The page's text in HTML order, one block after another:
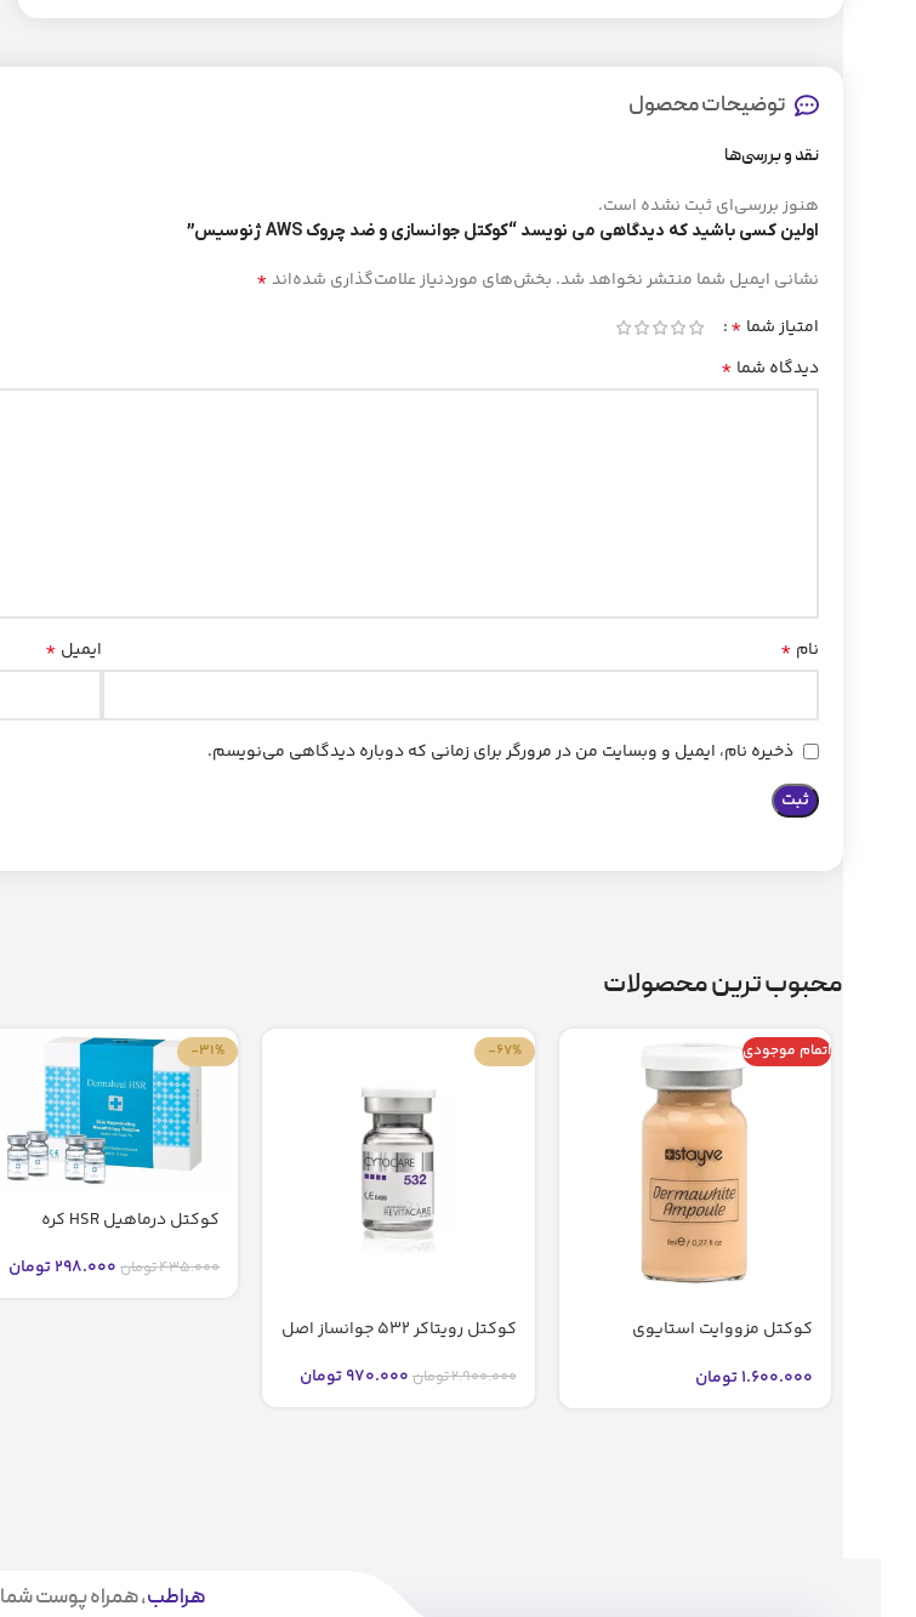
توضیحات محصول
نقد و بررسی‌ها
هنوز بررسی‌ای ثبت نشده است.
اولین کسی باشید که دیدگاهی می نویسد “کوکتل جوانسازی و ضد چروک AWS ژنوسیس”
نشانی ایمیل شما منتشر نخواهد شد. بخش‌های موردنیاز علامت‌گذاری شده‌اند*
امتیاز شما *
دیدگاه شما *
نام * ایمیل *
ذخیره نام، ایمیل و وبسایت من در مرورگر برای زمانی که دوباره دیدگاهی می‌نویسم.
محبوب ترین محصولات
اتمام موجودی
کوکتل مزووایت استایوی
1.600.000تومان
-67%
کوکتل رویتاکر 532 جوانساز اصل
2.900.000تومان970.000تومان
-31%
کوکتل درماهیل HSR کره
435.000تومان 298.000تومان
هراطب، همراه پوست شما